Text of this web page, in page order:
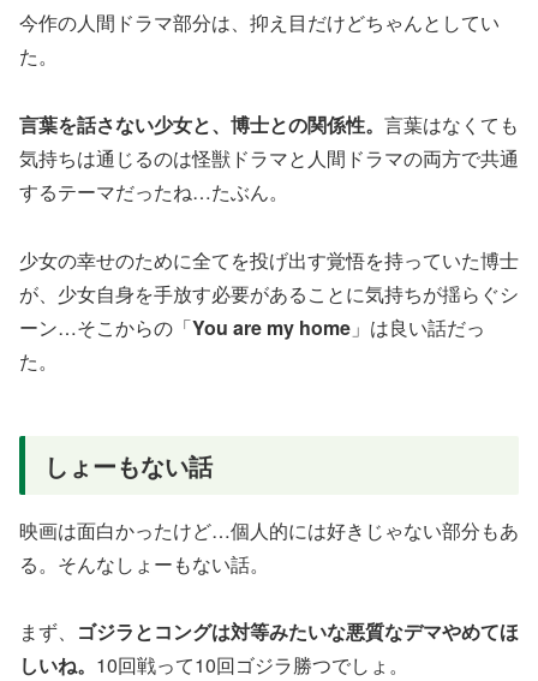
今作の人間ドラマ部分は、抑え目だけどちゃんとしてい
た。
言葉を話さない少女と、博士との関係性。 言葉はなくても
気持ちは通じるのは怪獣ドラマと人間ドラマの両方で共通
するテーマだったね…たぶん。
少女の幸せのために全てを投げ出す覚悟を持っていた博士
が、少女自身を手放す必要があることに気持ちが揺らぐシ
ーン…そこからの「You are my home 」は良い話だっ
た。
しょーもない話
映画は面白かったけど…個人的には好きじゃない部分もあ
る。そんなしょーもない話。
まず、 ゴジラとコングは対等みたいな悪質なデマやめてほ
しいね。 10回戦って10回ゴジラ勝つでしょ。